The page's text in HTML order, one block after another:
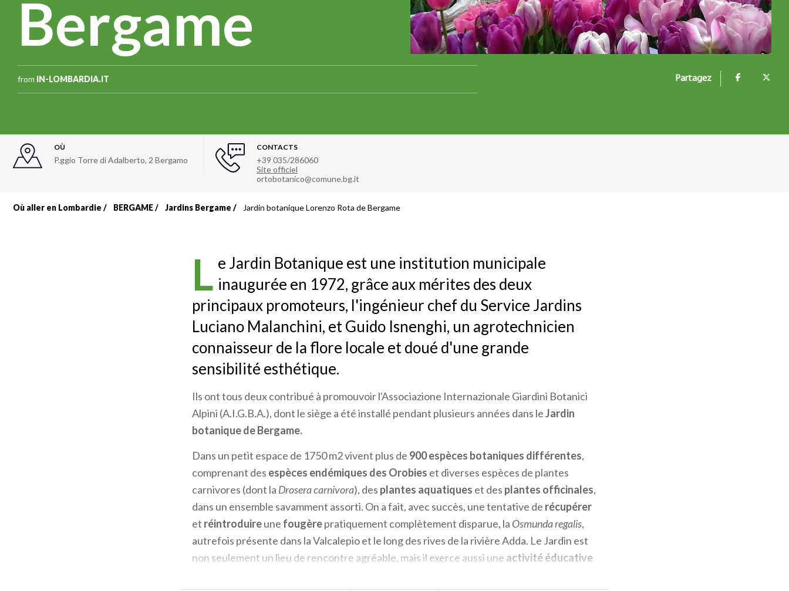
Bergame
from IN-LOMBARDIA.IT Partagez
OÙ
P.ggio Torre di Adalberto, 2 Bergamo
CONTACTS
+39 035/286060
Site officiel
ortobotanico@comune.bg.it
Où aller en Lombardie BERGAME Jardins Bergame Jardin botanique Lorenzo Rota de Bergame
L e Jardin Botanique est une institution municipale
inaugurée en 1972, grâce aux mérites des deux
principaux promoteurs, l'ingénieur chef du Service Jardins
Luciano Malanchini, et Guido Isnenghi, un agrotechnicien
connaisseur de la flore locale et doué d'une grande
sensibilité esthétique.
Ils ont tous deux contribué à promouvoir l'Associazione Internazionale Giardini Botanici
Alpini (A.I.G.B.A.), dont le siège a été installé pendant plusieurs années dans leJardin
botanique de Bergame.
Dans un petit espace de 1750 m2 vivent plus de 900 espèces botaniques différentes,
comprenant des espèces endémiques des Orobies et diverses espèces de plantes
carnivores (dont la Drosera carnivora), des plantes aquatiques et des plantes officinales,
dans un ensemble savamment assorti. On a fait, avec succès, une tentative de récupérer
et réintroduireune fougèrepratiquement complètement disparue, la Osmunda regalis,
autrefois présente dans la Valcalepio et le long des rives de la rivière Adda. Le Jardin est
non seulement un lieu de rencontre agréable, mais il exerce aussi une activité éducative